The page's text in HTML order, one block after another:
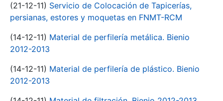
(21-12-11) Servicio de Colocación de Tapicerías,
persianas, estores y moquetas en FNMT-RCM
(14-12-11) Material de perfilería metálica. Bienio
2012-2013
(14-12-11) Material de perfilería de plástico. Bienio
2012-2013